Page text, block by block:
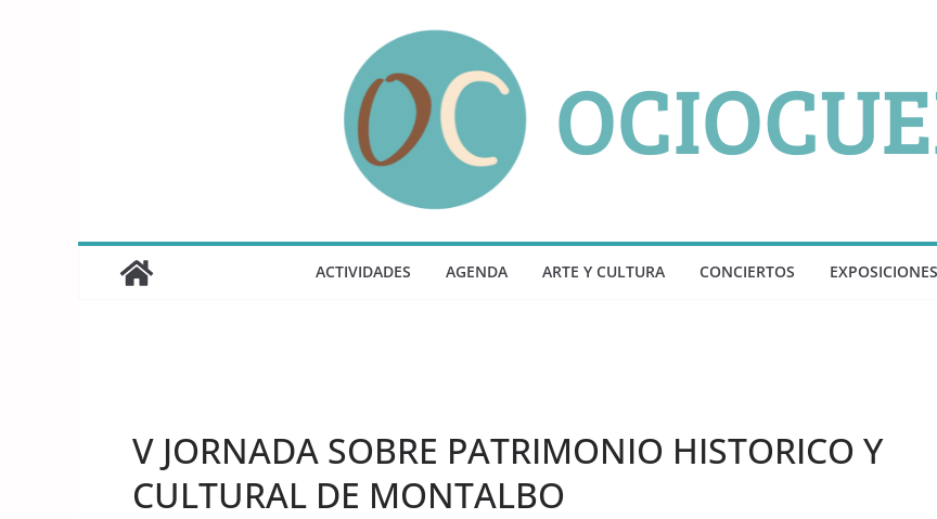
ACTIVIDADES AGENDA ARTE Y CULTURA CONCIERTOS EXPOSICIONES
V JORNADA SOBRE PATRIMONIO HISTORICO Y
CULTURAL DE MONTALBO